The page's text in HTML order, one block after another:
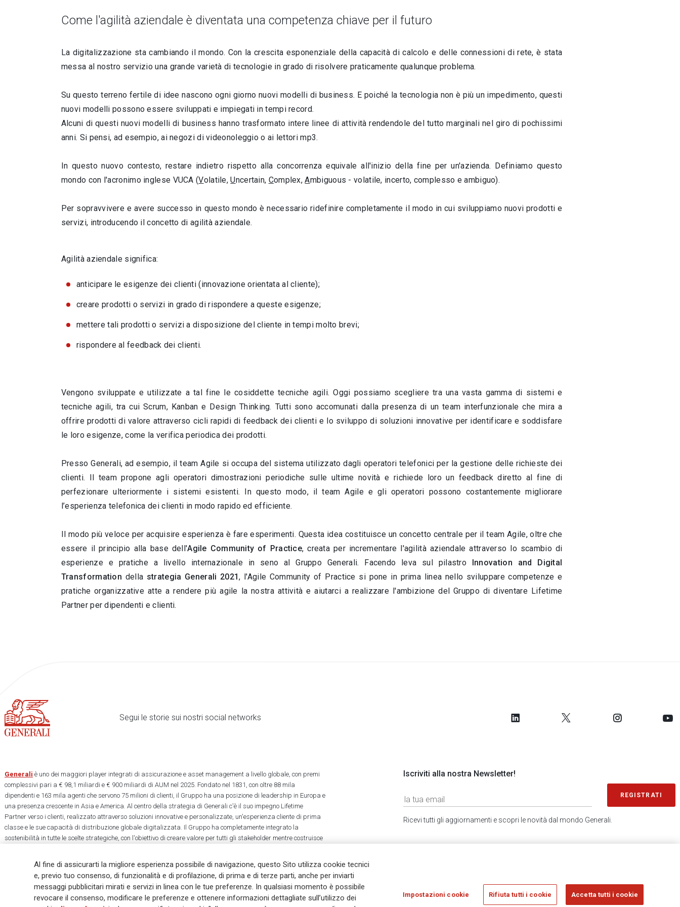
Come l'agilità aziendale è diventata una competenza chiave per il futuro
La digitalizzazione sta cambiando il mondo. Con la crescita esponenziale della capacità di calcolo e delle connessioni di rete, è stata
messa al nostro servizio una grande varietà di tecnologie in grado di risolvere praticamente qualunque problema.
Su questo terreno fertile di idee nascono ogni giorno nuovi modelli di business. E poiché la tecnologia non è più un impedimento, questi
nuovi modelli possono essere sviluppati e impiegati in tempi record.
Alcuni di questi nuovi modelli di business hanno trasformato intere linee di attività rendendole del tutto marginali nel giro di pochissimi
anni. Si pensi, ad esempio, ai negozi di videonoleggio o ai lettori mp3.
In questo nuovo contesto, restare indietro rispetto alla concorrenza equivale all'inizio della fine per un'azienda. Definiamo questo
mondo con l'acronimo inglese VUCA (Volatile,Uncertain, Complex,Ambiguous - volatile, incerto, complesso e ambiguo).
Per sopravvivere e avere successo in questo mondo è necessario ridefinire completamente il modo in cui sviluppiamo nuovi prodotti e
servizi, introducendo il concetto di agilità aziendale.
Agilità aziendale significa:
anticipare le esigenze dei clienti (innovazione orientata al cliente);
creare prodotti o servizi in grado di rispondere a queste esigenze;
mettere tali prodotti o servizi a disposizione del cliente in tempi molto brevi;
rispondere al feedback dei clienti.
Vengono sviluppate e utilizzate a tal fine le cosiddette tecniche agili. Oggi possiamo scegliere tra una vasta gamma di sistemi e
tecniche agili, tra cui Scrum, Kanban e Design Thinking. Tutti sono accomunati dalla presenza di un team interfunzionale che mira a
offrire prodotti di valore attraverso cicli rapidi di feedback dei clienti e lo sviluppo di soluzioni innovative per identificare e soddisfare
le loro esigenze, come la verifica periodica dei prodotti.
Presso Generali, ad esempio, il team Agile si occupa del sistema utilizzato dagli operatori telefonici per la gestione delle richieste dei
clienti. Il team propone agli operatori dimostrazioni periodiche sulle ultime novità e richiede loro un feedback diretto al fine di
perfezionare ulteriormente i sistemi esistenti. In questo modo, il team Agile e gli operatori possono costantemente migliorare
l’esperienza telefonica dei clienti in modo rapido ed efficiente.
Il modo più veloce per acquisire esperienza è fare esperimenti. Questa idea costituisce un concetto centrale per il team Agile, oltre che
essere il principio alla base dell'Agile Community of Practice, creata per incrementare l'agilità aziendale attraverso lo scambio di
esperienze e pratiche a livello internazionale in seno al Gruppo Generali. Facendo leva sul pilastro Innovation and Digital
Transformation della strategia Generali 2021, l'Agile Community of Practice si pone in prima linea nello sviluppare competenze e
pratiche organizzative atte a rendere più agile la nostra attività e aiutarci a realizzare l'ambizione del Gruppo di diventare Lifetime
Partner per dipendenti e clienti.
Segui le storie sui nostri social networks
Iscriviti alla nostra Newsletter!
REGISTRATI
Ricevi tutti gli aggiornamenti e scopri le novità dal mondo Generali.
Generali è uno dei maggiori player integrati di assicurazione e asset management a livello globale, con premi
complessivi pari a € 98,1 miliardi e € 900 miliardi di AUM nel 2025. Fondato nel 1831, con oltre 88 mila
dipendenti e 163 mila agenti che servono 75 milioni di clienti, il Gruppo ha una posizione di leadership in Europa e
una presenza crescente in Asia e America. Al centro della strategia di Generali c'è il suo impegno Lifetime
Partner verso i clienti, realizzato attraverso soluzioni innovative e personalizzate, un'esperienza cliente di prima
classe e le sue capacità di distribuzione globale digitalizzata. Il Gruppo ha completamente integrato la
sostenibilità in tutte le scelte strategiche, con l'obiettivo di creare valore per tutti gli stakeholder mentre costruisce
Al fine di assicurarti la migliore esperienza possibile di navigazione, questo Sito utilizza cookie tecnici
e, previo tuo consenso, di funzionalità e di profilazione, di prima e di terze parti, anche per inviarti
messaggi pubblicitari mirati e servizi in linea con le tue preferenze. In qualsiasi momento è possibile
revocare il consenso, modificare le preferenze e ottenere informazioni dettagliate sull’utilizzo dei
Impostazioni cookie Rifiuta tutti i cookie Accetta tutti i cookie